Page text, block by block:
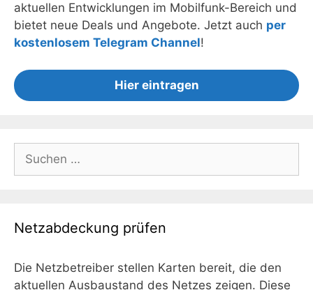
aktuellen Entwicklungen im Mobilfunk-Bereich und
bietet neue Deals und Angebote. Jetzt auch per
kostenlosem Telegram Channel!
Hier eintragen
nach:
Netzabdeckung prüfen
Die Netzbetreiber stellen Karten bereit, die den
aktuellen Ausbaustand des Netzes zeigen. Diese